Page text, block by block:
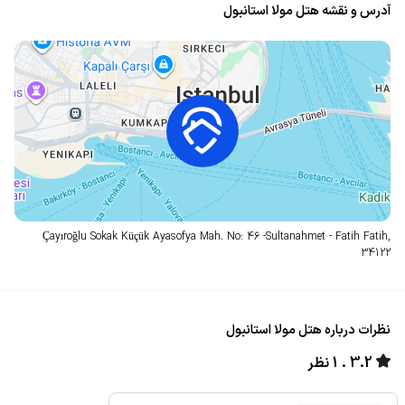
آدرس و نقشه هتل مولا استانبول
Çayıroğlu Sokak Küçük Ayasofya Mah. No: 46 -Sultanahmet - Fatih Fatih,
34122
نظرات درباره هتل مولا استانبول
3.2 1 نظر